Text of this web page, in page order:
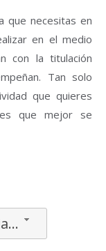
que necesitas en
en el medio
con la titulación
Tan solo
que quieres
que mejor se
Selecciona un especialidad